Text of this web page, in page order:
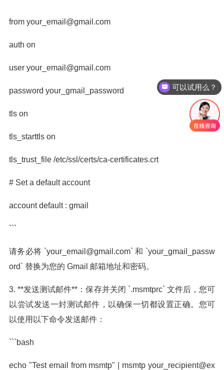
from your_email@gmail.com
auth on
user your_email@gmail.com
password your_gmail_password
tls on
tls_starttls on
tls_trust_file /etc/ssl/certs/ca-certificates.crt
# Set a default account
account default : gmail
```
请务必将 `your_email@gmail.com` 和 `your_gmail_passw
ord` 替换为您的 Gmail 邮箱地址和密码。
3. **发送测试邮件**：保存并关闭 `.msmtprc` 文件后，您可
以尝试发送一封测试邮件，以确保一切都设置正确。您可
以使用以下命令发送邮件：
```bash
echo "Test email from msmtp" | msmtp your_recipient@ex
可以试用么？